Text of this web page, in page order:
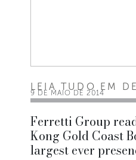
9 DE MAIO DE 2014
Ferretti Group
Kong Gold Coast
largest ever
LEIA TUDO EM